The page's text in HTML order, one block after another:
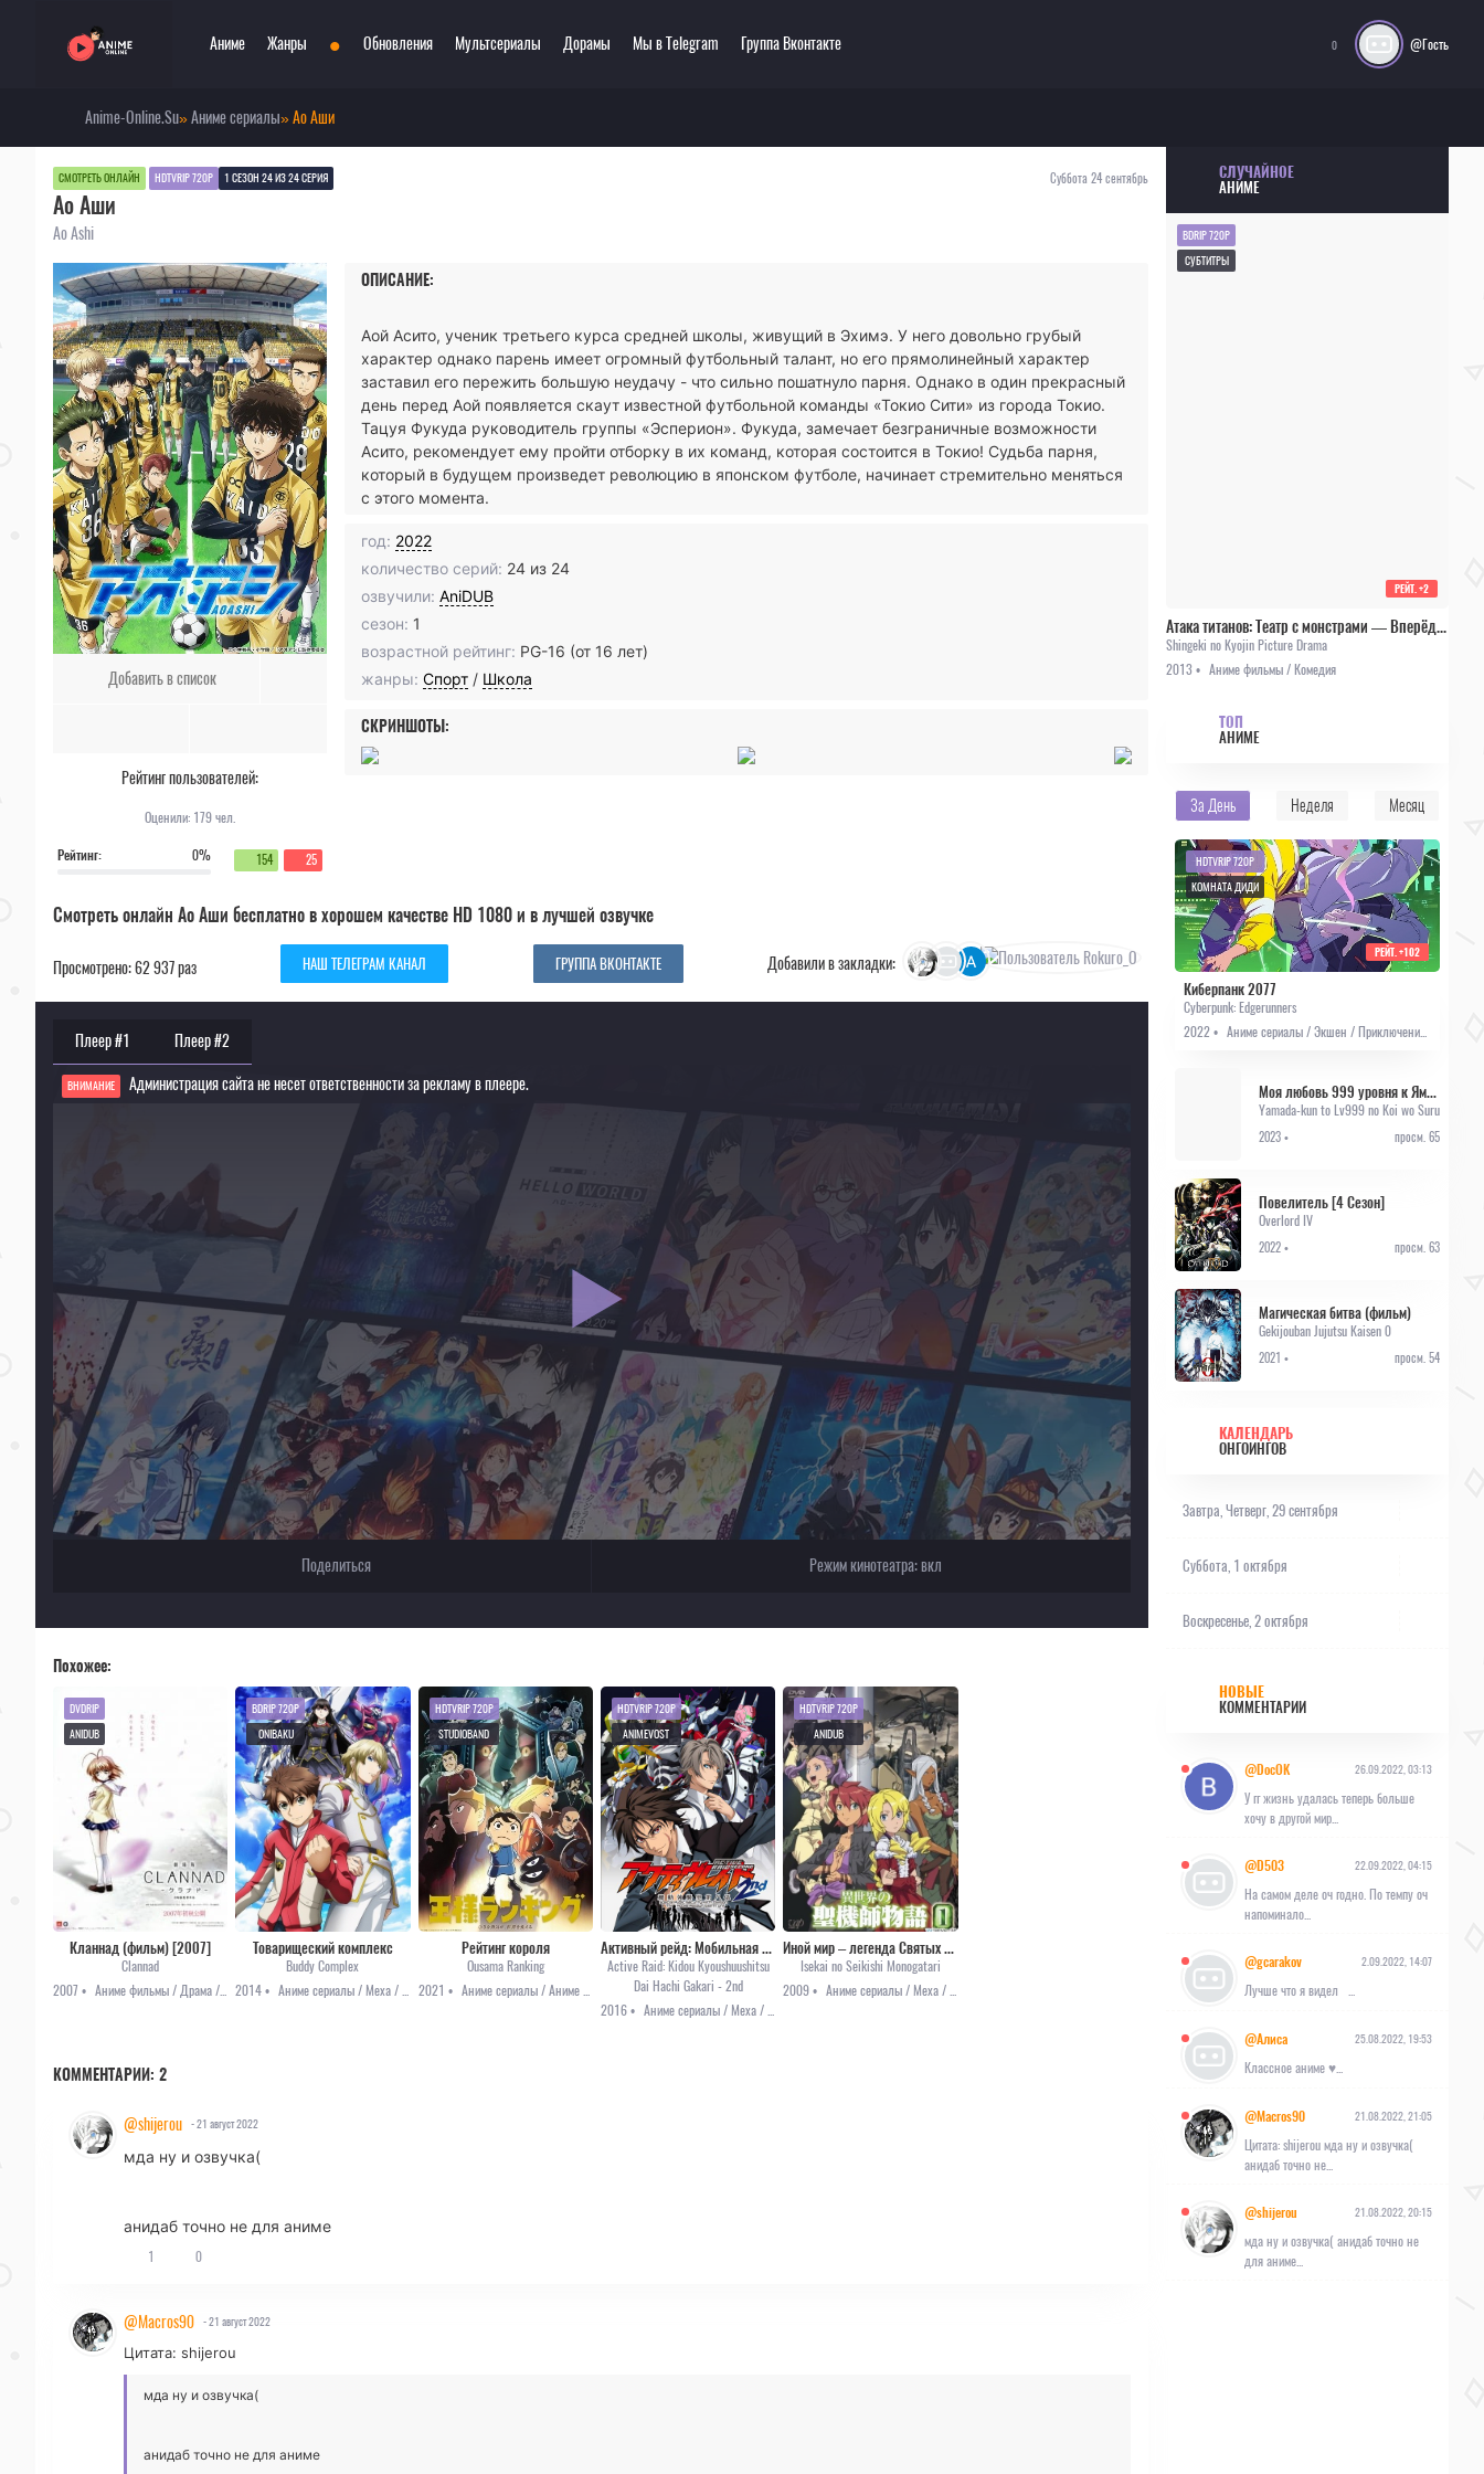
Аниме
Сериалы
Фильмы
Аниме 2020
Топ 100 аниме
Анонсы аниме
Онгоинги
Новости
Жанры
Боевые искусства
Война
Комедия
Меха
Мистика
Музыкальный
Повседневность
Приключения
Школа
Игры
Этти
Экшен
Сверхъестественное
• Обновления Мультсериалы
Смотреть онлайн
Дорамы Мы в Telegram Группа Вконтакте 0 @Гость
Anime-Online.Su»Аниме сериалы» Ао Аши
СМОТРЕТЬ ОНЛАЙН HDTVRIP 720P 1 СЕЗОН 24 ИЗ 24 СЕРИЯ Суббота 24 сентябрь
Ао Аши
Ao Ashi
Добавить в список
Рейтинг пользователей:
Оценили: 179чел.
Рейтинг: 0% 154 25
ОПИСАНИЕ:
Аой Асито, ученик третьего курса средней школы, живущий в Эхимэ. У него довольно грубый
характер однако парень имеет огромный футбольный талант, но его прямолинейный характер
заставил его пережить большую неудачу - что сильно пошатнуло парня. Однако в один прекрасный
день перед Аой появляется скаут известной футбольной команды «Токио Сити» из города Токио.
Тацуя Фукуда руководитель группы «Эсперион». Фукуда, замечает безграничные возможности
Асито, рекомендует ему пройти отборку в их команд, которая состоится в Токио! Судьба парня,
который в будущем произведет революцию в японском футболе, начинает стремительно меняться
с этого момента.
год: 2022
количество серий: 24 из 24
озвучили: AniDUB
сезон: 1
возрастной рейтинг: PG-16 (от 16 лет)
жанры: Спорт / Школа
СКРИНШОТЫ:
Смотреть онлайн Ао Аши бесплатно в хорошем качестве HD 1080 и в лучшей озвучке
Просмотрено: 62 937 раз НАШ ТЕЛЕГРАМ КАНАЛ ГРУППА ВКОНТАКТЕ Добавили в закладки:
Плеер #1 Плеер #2
ВНИМАНИЕ
Администрация сайта не несет ответственности за рекламу в плеере.
Для просмотра некоторых аниме необходимо установить VPN
Текущее воспроизведение：Ао Аши
Поделиться Режим кинотеатра:вкл
Похожее:
Кланнад (фильм) [2007]
Clannad
2007 •
DVDRIP
ANIDUB
Товарищеский комплекс
Buddy Complex
2014 •
BDRIP 720P
ONIBAKU
Рейтинг короля
Ousama Ranking
2021 •
HDTVRIP 720P
STUDIOBAND
Активный рейд: Мобильная боевая дивизия [ТВ-2]
Active Raid: Kidou Kyoushuushitsu
Dai Hachi Gakari - 2nd
2016 •
HDTVRIP 720P
ANIMEVOST
Иной мир – легенда Святых рыцарей
Isekai no Seikishi Monogatari
2009 •
HDTVRIP 720P
ANIDUB
КОММЕНТАРИИ: 2
@shijerou - 21 август 2022
мда ну и озвучка(
анидаб точно не для аниме
1 0
@Macros90 - 21 август 2022
Цитата: shijerou
мда ну и озвучка(
анидаб точно не для аниме
СЛУЧАЙНОЕ
АНИМЕ
Атака титанов: Театр с монстрами — Вперёд, кадетский корпус! (спешл)
Shingeki no Kyojin Picture Drama
2013 • Аниме фильмы / Комедия
BDRIP 720P
СУБТИТРЫ
РЕЙТ. +2
ТОП
АНИМЕ
За День Неделя Месяц
Киберпанк 2077
Cyberpunk: Edgerunners
2022 •
Аниме сериалы / Экшен / Приключения / Фантастика / Аниме 2022
HDTVRIP 720P
КОМНАТА ДИДИ
РЕЙТ. +102
Моя любовь 999 уровня к Ямада-куну
Yamada-kun to Lv999 no Koi wo Suru
2023 • просм. 65
Повелитель [4 Сезон]
Overlord IV
2022 • просм. 63
Магическая битва (фильм)
Gekijouban Jujutsu Kaisen 0
2021 • просм. 54
КАЛЕНДАРЬ
ОНГОИНГОВ
Завтра, Четверг, 29 сентября
Суббота, 1 октября
Воскресенье, 2 октября
НОВЫЕ
КОММЕНТАРИИ
@DocOK 26.09.2022, 03:13
У гг жизнь удалась теперь больше
хочу в другой мир...
@D503 22.09.2022, 04:15
На самом деле оч годно. По темпу оч
напоминало...
@gcarakov 2.09.2022, 14:07
Лучше что я видел ...
@Алиса 25.08.2022, 19:53
Классное аниме ♥︎...
@Macros90 21.08.2022, 21:05
Цитата: shijerou мда ну и озвучка(
анидаб точно не...
@shijerou 21.08.2022, 20:15
мда ну и озвучка( анидаб точно не
для аниме...